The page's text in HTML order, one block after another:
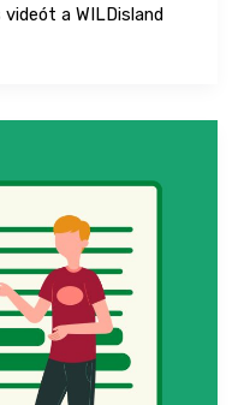
a WILDisland